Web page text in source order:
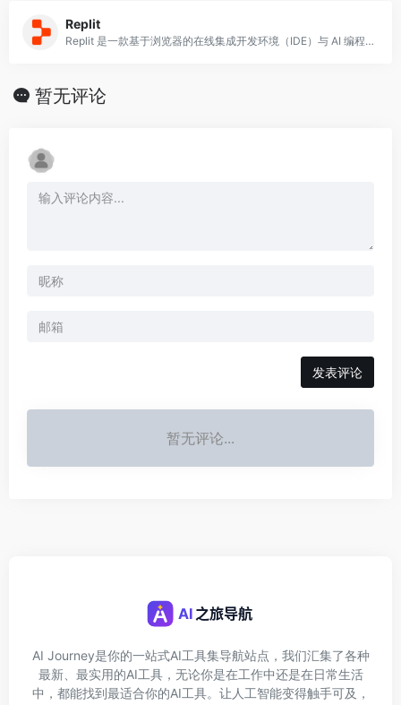
Replit
Replit 是一款基于浏览器的在线集成开发环境（IDE）与 AI 编程平台，由 Amjad Masad 于 2016 年创立。
暂无评论
发表评论
暂无评论...
AI Journey是你的一站式AI工具集导航站点，我们汇集了各种
最新、最实用的AI工具，无论你是在工作中还是在日常生活
中，都能找到最适合你的AI工具。让人工智能变得触手可及，